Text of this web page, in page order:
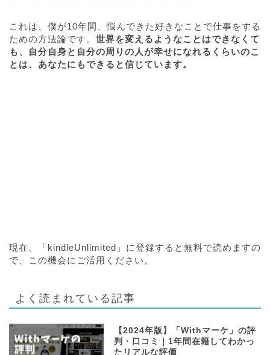
これは、僕が10年間、悩んできた好きなことで仕事をする
ための方法論です。 世界を変えるようなことはできなくて
も、自分自身と自分の周りの人が幸せになれるくらいのこ
とは、あなたにもできると信じています。
現在、「kindleUnlimited」に登録すると無料で読めますの
で、この機会にご活用ください。
よく読まれている記事
【2024年版】「Withマーケ」の評
判・口コミ｜1年間在籍してわかっ
たリアルな評価